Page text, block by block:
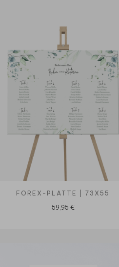
FOREX-PLATTE | 73X55
59,95 €